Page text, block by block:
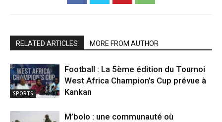
RELATED ARTICLES MORE FROM AUTHOR
SPORTS
Football : La 5ème édition du Tournoi
West Africa Champion’s Cup prévue à
Kankan
M’bolo : une communauté où